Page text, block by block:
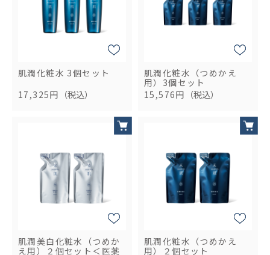
肌潤化粧水 3個セット
17,325円 （税込）
肌潤化粧水（つめかえ
用）3個セット
15,576円 （税込）
肌潤美白化粧水（つめか
え用）２個セット＜医薬
肌潤化粧水（つめかえ
用）２個セット